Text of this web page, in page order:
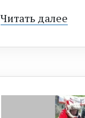
Читать далее